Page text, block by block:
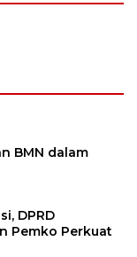
BMN dalam
DPRD
Pemko Perkuat